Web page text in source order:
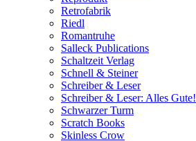
Retrofabrik
Riedl
Romantruhe
Salleck Publications
Schaltzeit Verlag
Schnell & Steiner
Schreiber & Leser
Schreiber & Leser: Alles Gute!
Schwarzer Turm
Scratch Books
Skinless Crow